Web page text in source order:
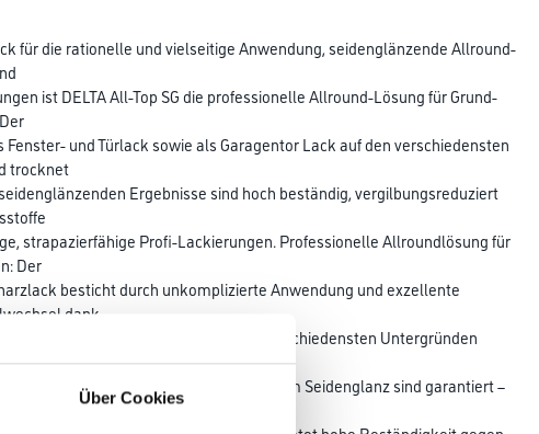
Über Cookies
für die rationelle und vielseitige Anwendung, seidenglänzende Allround-
ist DELTA All-Top SG die professionelle Allround-Lösung für Grund-
und Türlack sowie als Garagentor Lack auf den verschiedensten
trocknet
Ergebnisse sind hoch beständig, vergilbungsreduziert
strapazierfähige Profi-Lackierungen. Professionelle Allroundlösung für
Der
besticht durch unkomplizierte Anwendung und exzellente
dank
nötig, der Alkydharzlack haftet auf verschiedensten Untergründen
ermöglicht
Arbeitstag. Glatte, füllige Verläufe in edlem Seidenglanz sind garantiert –